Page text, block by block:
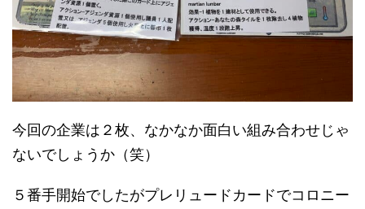
今回の企業は２枚、なかなか面白い組み合わせじゃ
ないでしょうか（笑）
５番手開始でしたがプレリュードカードでコロニー